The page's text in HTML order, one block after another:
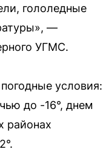
гололедные
—
УГМС.
условия:
до -16°, днем
районах